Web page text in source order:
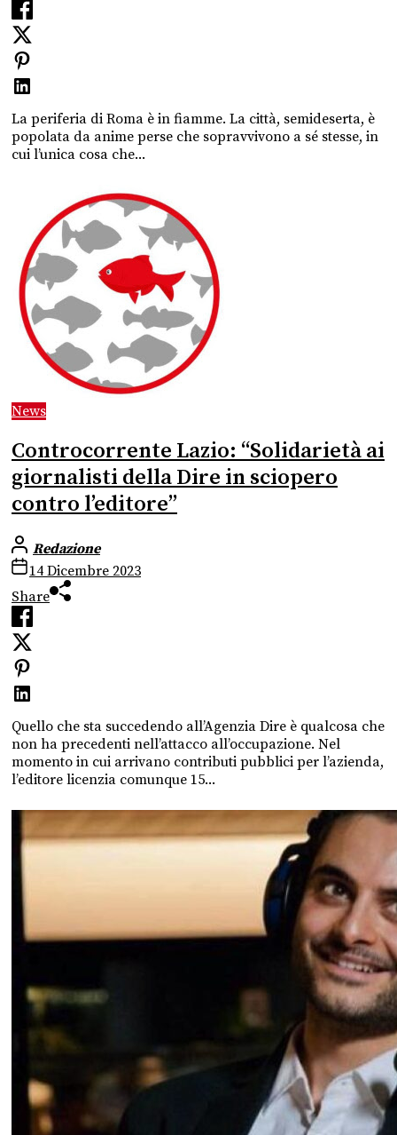
La periferia di Roma è in fiamme. La città, semideserta, è
popolata da anime perse che sopravvivono a sé stesse, in
cui l’unica cosa che...
News
Controcorrente Lazio: “Solidarietà ai
giornalisti della Dire in sciopero
contro l’editore”
Redazione
14 Dicembre 2023
Share
Quello che sta succedendo all’Agenzia Dire è qualcosa che
non ha precedenti nell’attacco all’occupazione. Nel
momento in cui arrivano contributi pubblici per l’azienda,
l’editore licenzia comunque 15...